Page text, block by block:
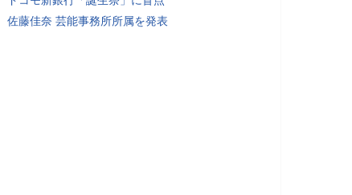
佐藤佳奈 芸能事務所所属を発表